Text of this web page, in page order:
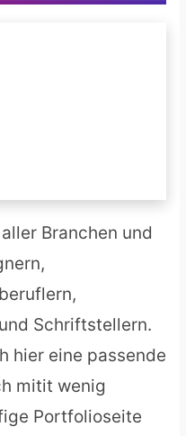
Branchen und
Schriftstellern.
hier eine passende
mitit wenig
Portfolioseite